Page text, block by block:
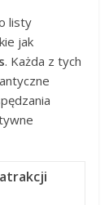
listy
jak
. Każda z tych